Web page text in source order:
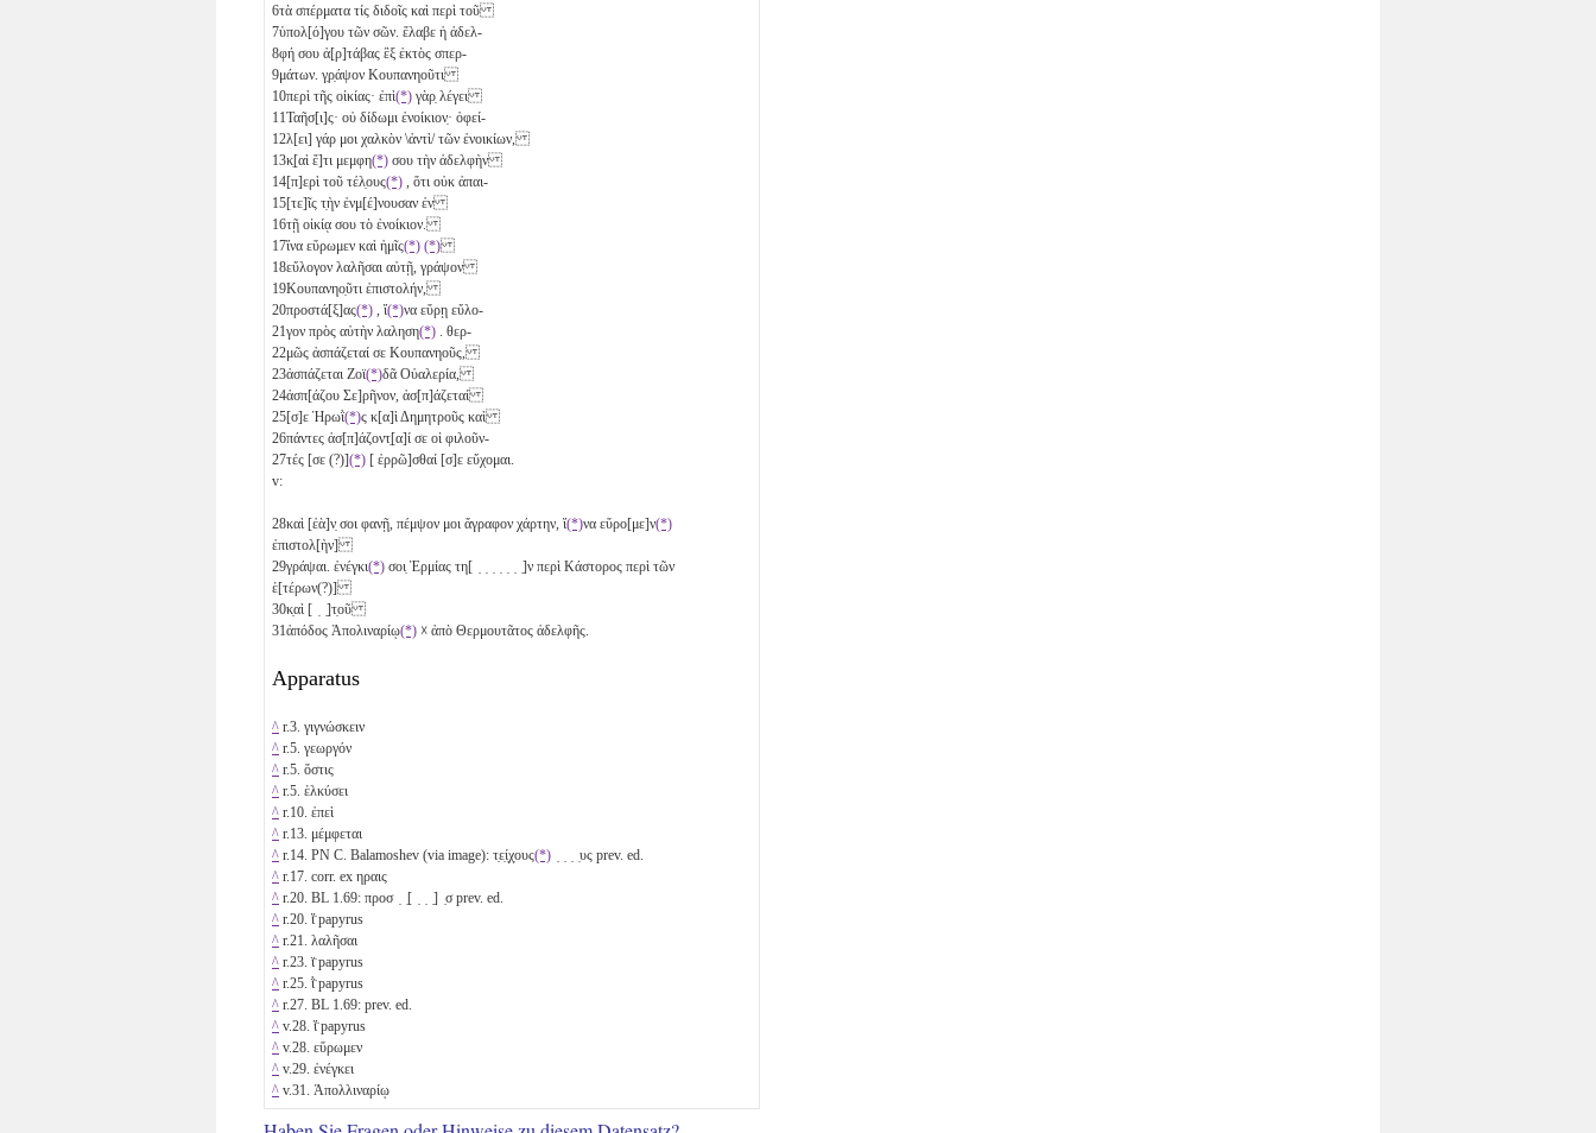
6τὰ σπέρματα τίς διδοῖς καὶ περὶ τοῦ
7ὑπολ[ό]γου τῶν σῶν. ἔλαβε ἡ ἀδελ-
8φή σου ἀ[ρ]τάβας ἓξ ἐκτὸς σπερ-
9μάτων. γ̣ρ̣άψον Κουπανηοῦτι
10περὶ τῆς οἰκίας· ἐπὶ(*) γὰρ̣ λέγει
11Ταῆσ[ι]ς· οὐ δίδωμι ἐνοίκιον̣· ὀφεί-
12λ[ει] γάρ μοι χαλκὸν \ἀντὶ/ τῶν ἐνοικίων,
13κ̣[αὶ ἔ]τι μεμφη(*) σου τὴν ἀδελφὴν
14[π]ερὶ τοῦ τέλ̣ους(*) , ὅτι οὐκ ἀπαι-
15[τε]ῖς τ̣ὴν ἐνμ[έ]νουσαν ἐν
16τῇ οἰκίᾳ σου τὸ ἐνοίκιον.
17ἵνα εὕρωμεν καὶ ἡμῖς(*) (*)
18εὔλογον λαλῆσαι αὐτῇ, γράψον
19Κουπανηο̣ῦτι ἐπιστολήν,
20προστά[ξ]ας(*) , ἵ(*)να εὕρῃ εὔλο-
21γον πρὸς αὐτὴν λαληση(*) . θερ-
22μῶς ἀσπάζεταί σε Κουπανηοῦς,
23ἀσπάζεται Ζοϊ(*)δᾶ Οὐαλερία,
24ἀσπ[άζου Σε]ρῆνον, ἀσ[π]άζεταί
25[σ]ε Ἡρωῒ(*)ς κ[α]ὶ Δημητροῦς καὶ
26πάντες ἀσ[π]άζοντ̣[α]ί σε οἱ φιλοῦν-
27τές [σε (?)](*) [ ἐρρῶ]σθαί [σ]ε εὔχομαι.
v:
28καὶ [ἐὰ]ν̣ σοι φανῇ, πέμψον μοι ἄγραφον χ̣άρτην, ἵ(*)να εὕρο[με]ν(*)
ἐπιστολ[ὴν]
29γράψαι. ἐνέγκι(*) σοι̣ Ἑρμίας τη[ ̣ ̣ ̣ ̣ ̣ ̣ ̣]ν περὶ Κάστορος περὶ τῶν
ἑ[τέρων(?)]
30κ̣αὶ [ ̣ ̣]τ̣οῦ
31ἀπόδος Ἀπολιναρίῳ(*) ☓ ἀπὸ Θερμουτᾶτος ἀδελφῆς.
Apparatus
^ r.3. γιγνώσκειν
^ r.5. γεωργόν
^ r.5. ὅστις
^ r.5. ἑλκύσει
^ r.10. ἐπεὶ
^ r.13. μέμφεται
^ r.14. PN C. Balamoshev (via image): τ̣ε̣ί̣χ̣ους(*) ̣ ̣ ̣ ̣υς prev. ed.
^ r.17. corr. ex ηραις
^ r.20. BL 1.69: προσ ̣ ̣[ ̣ ̣ ̣] ̣σ prev. ed.
^ r.20. ἵ̈ papyrus
^ r.21. λαλῆσαι
^ r.23. ϊ̈ papyrus
^ r.25. ῒ̈ papyrus
^ r.27. BL 1.69: prev. ed.
^ v.28. ἵ̈ papyrus
^ v.28. εὕρωμεν
^ v.29. ἐνέγκει
^ v.31. Ἀπολλιναρίῳ